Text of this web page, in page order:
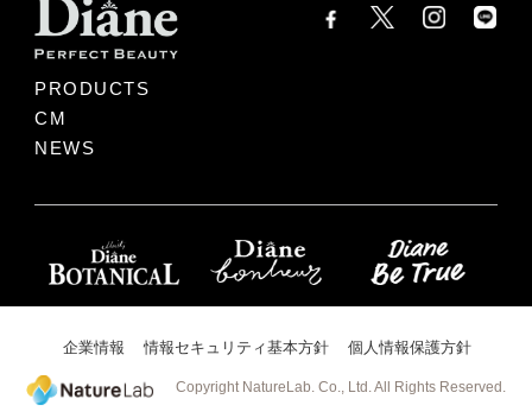
PRODUCTS
CM
NEWS
企業情報 情報セキュリティ基本方針 個人情報保護方針
Copyright NatureLab. Co., Ltd. All Rights Reserved.